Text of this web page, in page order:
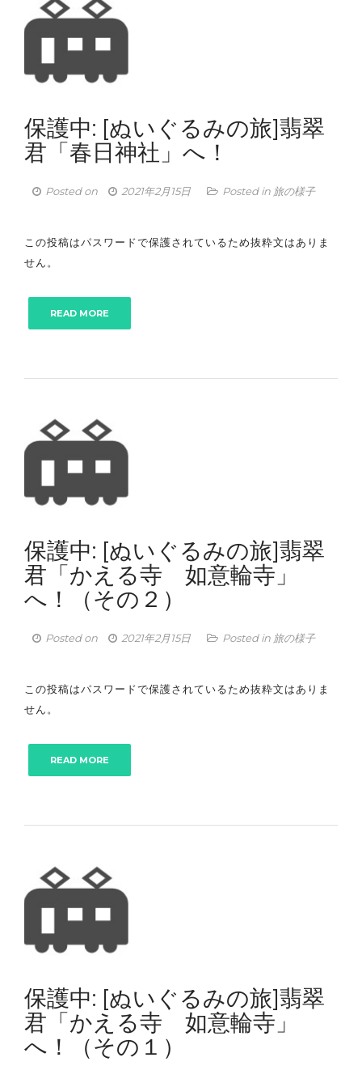
保護中: [ぬいぐるみの旅]翡翠
君「春日神社」へ！
Posted on 2021年2月15日 Posted in 旅の様子
この投稿はパスワードで保護されているため抜粋文はありま
せん。
READ MORE
保護中: [ぬいぐるみの旅]翡翠
君「かえる寺 如意輪寺」
へ！（その２）
Posted on 2021年2月15日 Posted in 旅の様子
この投稿はパスワードで保護されているため抜粋文はありま
せん。
READ MORE
保護中: [ぬいぐるみの旅]翡翠
君「かえる寺 如意輪寺」
へ！（その１）